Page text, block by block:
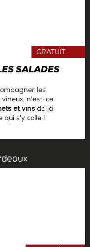
SALADES
GRATUIT
les
n'est-ce
et vins de la
qui s'y colle !